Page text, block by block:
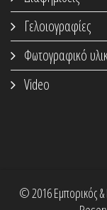
Γελοιογραφίες
Φωτογραφικό
Video
© 2016 Εμπορικός &